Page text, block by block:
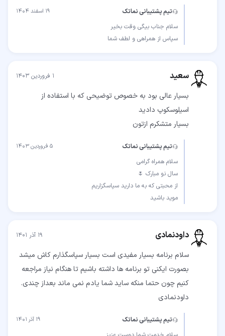
تیم پشتیبانی نماتک ۱۹ اسفند ۱۴۰۴
سپاس از همراهی و لطف شما
سعید ۱ فروردین ۱۴۰۳
بسیار عالی بود به خصوص توضیحی که با استفاده از
بسیار متشکرم ازتون
تیم پشتیبانی نماتک ۵ فروردین ۱۴۰۳
موید باشید
داودنمادی ۱۹ آذر ۱۴۰۱
سلام برنامه بسیار مفیدی است بسیار سپاسگذارم کاش میشد
بصورت ایکنی تو برنامه ها داشته باشیم تا هنگام نیاز مراجعه
کنیم چون حتما منکه ساید شما یادم نمی ماند بعداز چندی.
داودنمادی
تیم پشتیبانی نماتک ۱۹ آذر ۱۴۰۱